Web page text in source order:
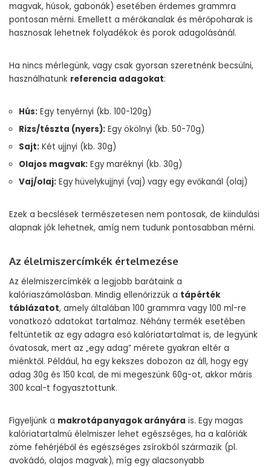
magvak, húsok, gabonák) esetében érdemes grammra
pontosan mérni. Emellett a mérőkanalak és mérőpoharak is
hasznosak lehetnek folyadékok és porok adagolásánál.
Ha nincs mérlegünk, vagy csak gyorsan szeretnénk becsülni,
használhatunk referencia adagokat:
Hús: Egy tenyérnyi (kb. 100-120g)
Rizs/tészta (nyers): Egy ökölnyi (kb. 50-70g)
Sajt: Két ujjnyi (kb. 30g)
Olajos magvak: Egy maréknyi (kb. 30g)
Vaj/olaj: Egy hüvelykujjnyi (vaj) vagy egy evőkanál (olaj)
Ezek a becslések természetesen nem pontosak, de kiindulási
alapnak jók lehetnek, amíg nem tudunk pontosabban mérni.
Az élelmiszercímkék értelmezése
Az élelmiszercímkék a legjobb barátaink a
kalóriaszámolásban. Mindig ellenőrizzük a tápérték
táblázatot, amely általában 100 grammra vagy 100 ml-re
vonatkozó adatokat tartalmaz. Néhány termék esetében
feltüntetik az egy adagra eső kalóriatartalmat is, de legyünk
óvatosak, mert az „egy adag” mérete gyakran eltér a
miénktől. Például, ha egy kekszes dobozon az áll, hogy egy
adag 30g és 150 kcal, de mi megeszünk 60g-ot, akkor máris
300 kcal-t fogyasztottunk.
Figyeljünk a makrotápanyagok arányára is. Egy magas
kalóriatartalmú élelmiszer lehet egészséges, ha a kalóriák
zöme fehérjéből és egészséges zsírokból származik (pl.
avokádó, olajos magvak), míg egy alacsonyabb